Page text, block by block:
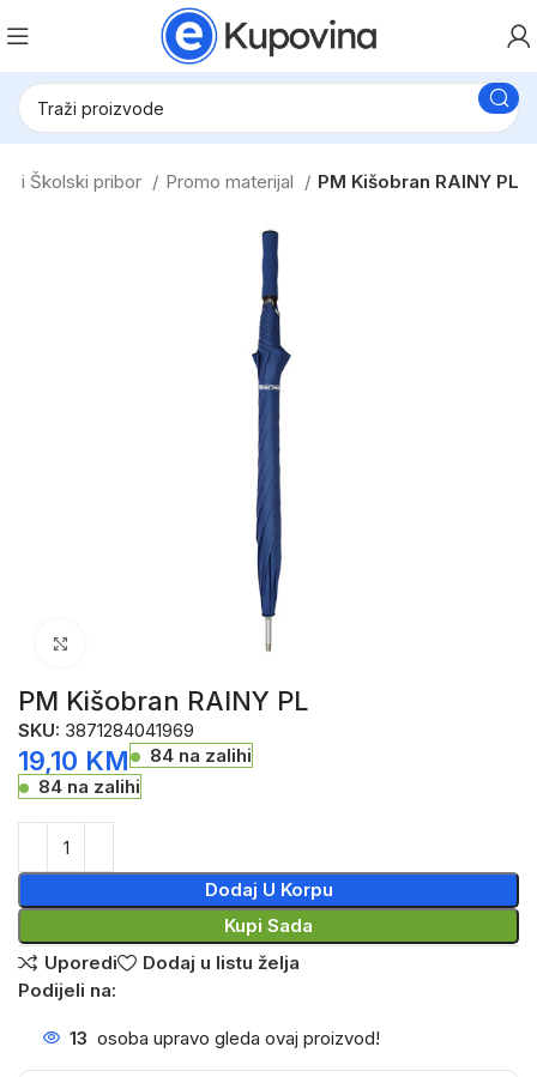
i Školski pribor Promo materijal PM Kišobran RAINY PL
PM Kišobran RAINY PL
SKU: 3871284041969
19,10 KM
84 na zalihi
84 na zalihi
Dodaj U Korpu
Kupi Sada
Uporedi
Dodaj u listu želja
Podijeli na:
13 osoba upravo gleda ovaj proizvod!